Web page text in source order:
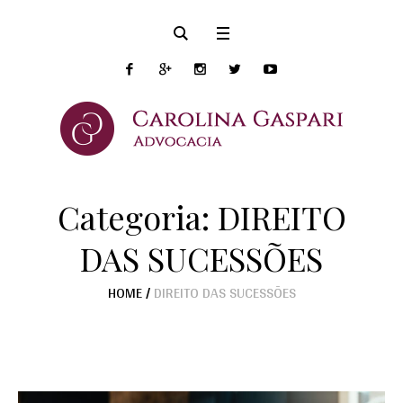
Categoria: DIREITO
DAS SUCESSÕES
HOME/DIREITO DAS SUCESSÕES